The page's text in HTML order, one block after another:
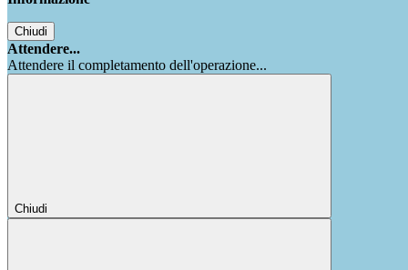
Chiudi
Attendere...
Attendere il completamento dell'operazione...
Chiudi